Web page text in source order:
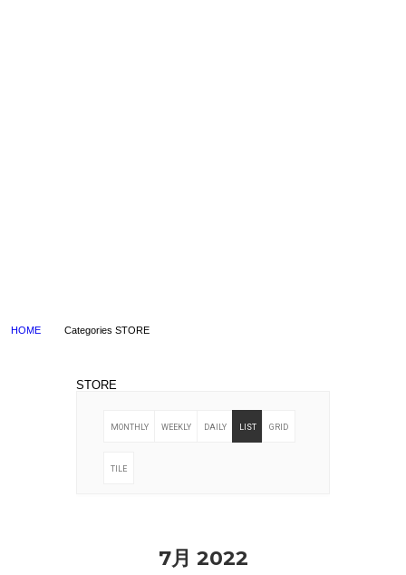
HOME Categories STORE
STORE
MONTHLY WEEKLY DAILY LIST GRID
TILE
7月 2022